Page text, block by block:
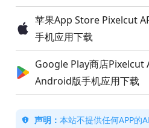
苹果App Store Pixelcut
手机应用下载
Google Play商店Pixelcut
Android版手机应用下载
声明：本站不提供任何APP的